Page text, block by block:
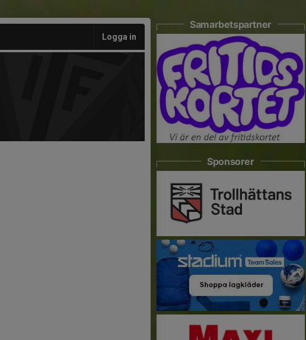
Logga in
Samarbetspartner
Sponsorer